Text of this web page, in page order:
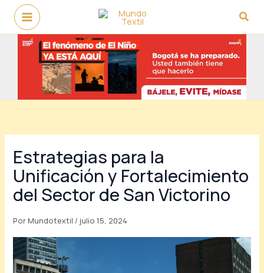
contenido
Estrategias para la
Unificación y Fortalecimiento
del Sector de San Victorino
Por Mundotextil / julio 15, 2024